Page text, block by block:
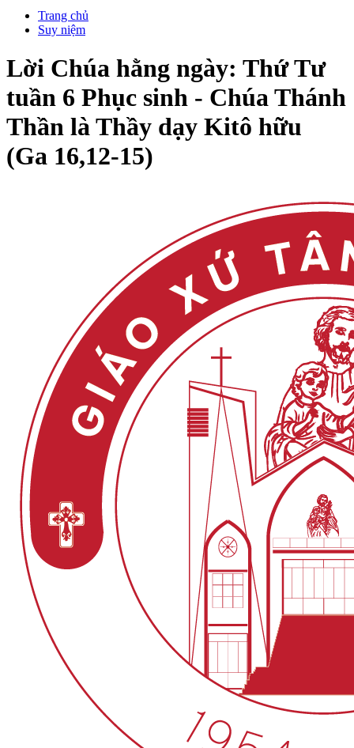
Trang chủ
Suy niệm
Lời Chúa hằng ngày: Thứ Tư
tuần 6 Phục sinh - Chúa Thánh
Thần là Thầy dạy Kitô hữu
(Ga 16,12-15)